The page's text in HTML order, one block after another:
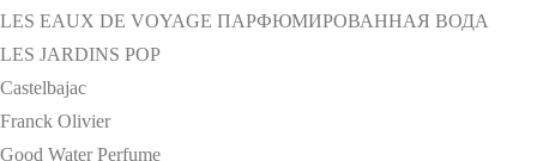
LES EAUX DE VOYAGE ПАРФЮМИРОВАННАЯ ВОДА
LES JARDINS POP
Castelbajac
Franck Olivier
Good Water Perfume